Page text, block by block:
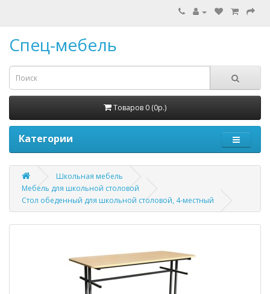
Спец-мебель
Товаров 0 (0р.)
Категории
Школьная мебель
Мебель для школьной столовой
Стол обеденный для школьной столовой, 4-местный